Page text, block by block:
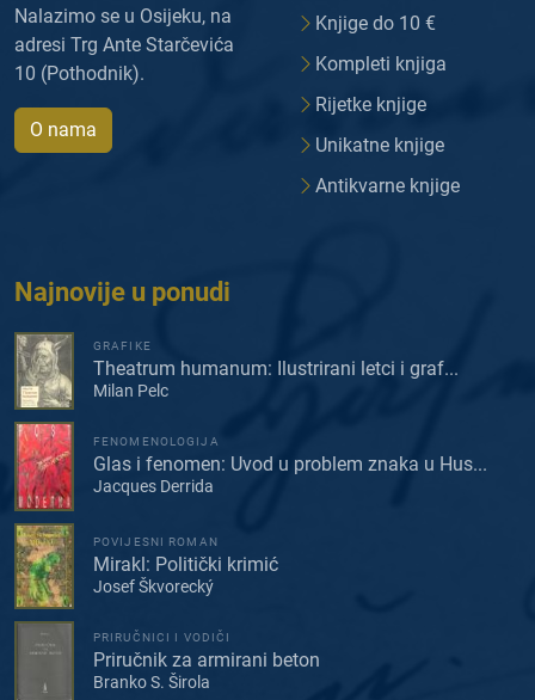
Nalazimo se u Osijeku, na
adresi Trg Ante Starčevića
10 (Pothodnik).
O nama
Knjige do 10 €
Kompleti knjiga
Rijetke knjige
Unikatne knjige
Antikvarne knjige
Najnovije u ponudi
GRAFIKE
Theatrum humanum: Ilustrirani letci i graf...
Milan Pelc
FENOMENOLOGIJA
Glas i fenomen: Uvod u problem znaka u Hus...
Jacques Derrida
POVIJESNI ROMAN
Mirakl: Politički krimić
Josef Škvorecký
PRIRUČNICI I VODIČI
Priručnik za armirani beton
Branko S. Širola